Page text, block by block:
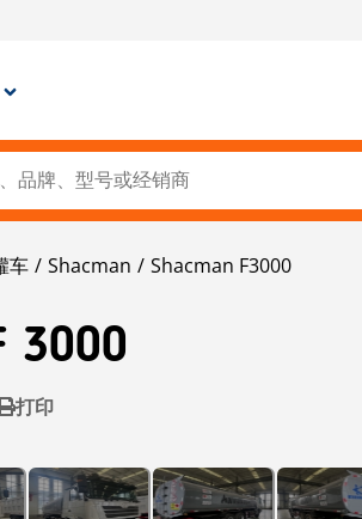
车 Shacman Shacman F3000
3000
打印